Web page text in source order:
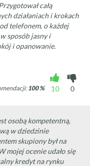
całą
działaniach i krokach
telefonem, o każdej
sposób jasny i
i opanowanie.
10
0
100 %
osobą kompetentną,
w dziedzinie
skupiony był na
mojej ocenie udało się
kredyt na rynku